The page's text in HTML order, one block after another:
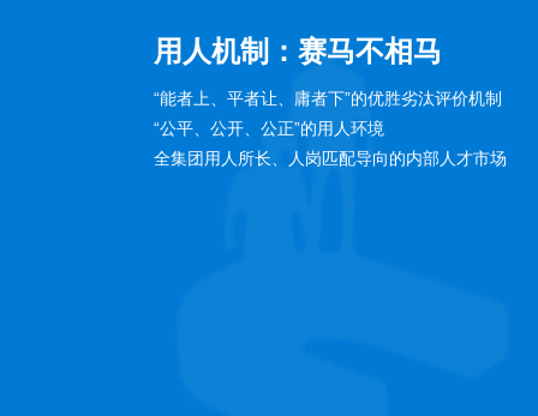
用人机制：赛马不相马
“能者上、平者让、庸者下”的优胜劣汰评价机制
“公平、公开、公正”的用人环境
全集团用人所长、人岗匹配导向的内部人才市场